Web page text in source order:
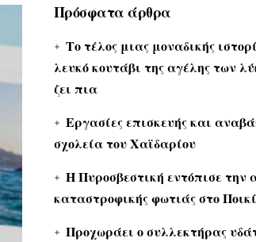
Πρόσφατα άρθρα
Το τέλος μιας μοναδικής
λευκό κουτάβι της αγέλης των
ζει πια
Εργασίες επισκευής και
σχολεία του Χαϊδαρίου
Η Πυροσβεστική εντόπισε την
καταστροφικής φωτιάς στο
Προχωράει ο συλλεκτήρας